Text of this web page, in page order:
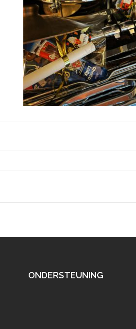
ONDERSTEUNING